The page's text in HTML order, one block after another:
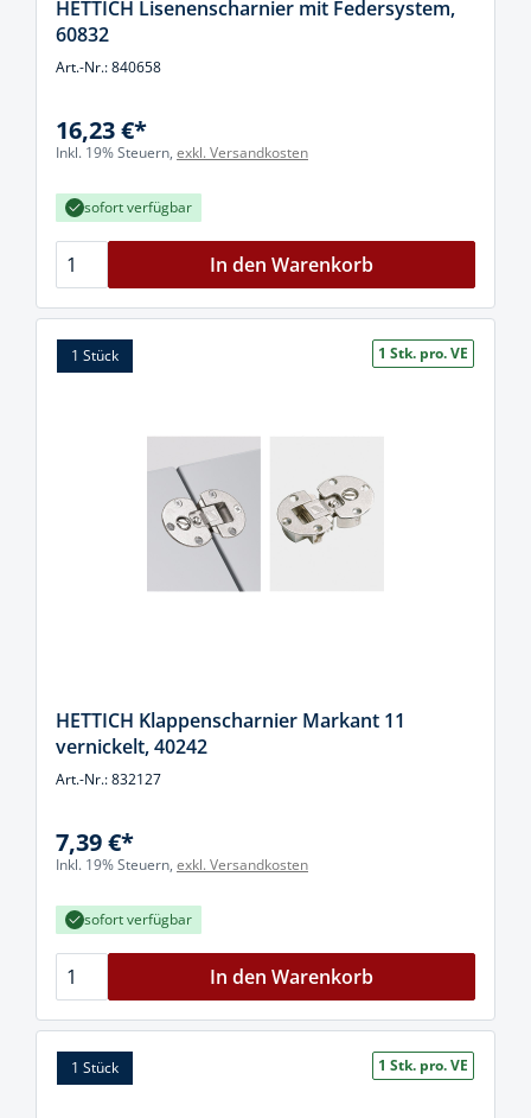
HETTICH Lisenenscharnier mit Federsystem,
60832
Art.-Nr.: 840658
16,23 €*
Inkl. 19% Steuern, exkl. Versandkosten
sofort verfügbar
In den Warenkorb
1 Stück 1 Stk. pro. VE
HETTICH Klappenscharnier Markant 11
vernickelt, 40242
Art.-Nr.: 832127
7,39 €*
Inkl. 19% Steuern, exkl. Versandkosten
sofort verfügbar
In den Warenkorb
1 Stück 1 Stk. pro. VE